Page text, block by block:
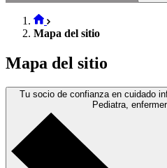
Mapa del sitio
Mapa del sitio
Tu socio de confianza en cuidado
Pediatra,